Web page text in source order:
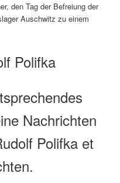
den Tag der Befreiung der
Auschwitz zu einem
Polifka
Nachrichten
Polifka et